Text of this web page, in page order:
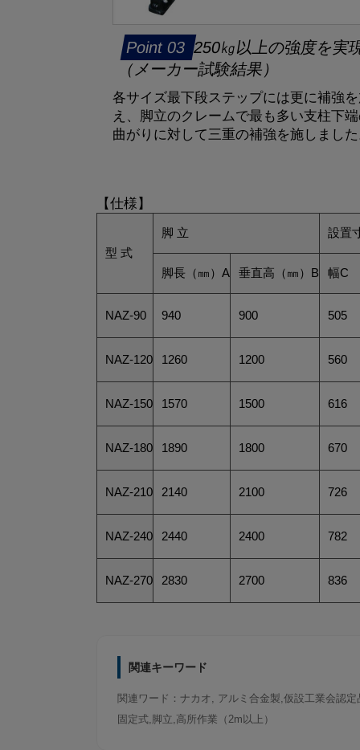
250㎏以上の強度を実
（メーカー試験結果）
各サイズ最下段ステップには更に補強
え、脚立のクレームで最も多い支柱下
曲がりに対して三重の補強を施しまし
【仕様】
型 式
脚 立 設置
脚長（㎜）A 垂直高（㎜）B 幅C
NAZ-90 940 900 505
NAZ-120 1260 1200 560
NAZ-150 1570 1500 616
NAZ-180 1890 1800 670
NAZ-210 2140 2100 726
NAZ-240 2440 2400 782
NAZ-270 2830 2700 836
関連ワード：ナカオ, アルミ合金製,仮設工業会認
固定式,脚立,高所作業（2m以上）